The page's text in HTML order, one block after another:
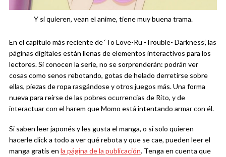
Y si quieren, vean el anime, tiene muy buena trama.
En el capítulo más reciente de ‘To Love-Ru -Trouble- Darkness’, las
páginas digitales están llenas de elementos interactivos para los
lectores. Si conocen la serie, no se sorprenderán: podrán ver
cosas como senos rebotando, gotas de helado derretirse sobre
ellas, piezas de ropa rasgándose y otros juegos más. Una forma
nueva para reírse de las pobres ocurrencias de Rito, y de
interactuar con el harem que Momo está intentando armar con él.
Si saben leer japonés y les gusta el manga, o si solo quieren
hacerle click a todo a ver qué rebota y que se cae, pueden leer el
manga gratis en la página de la publicación. Tenga en cuenta que